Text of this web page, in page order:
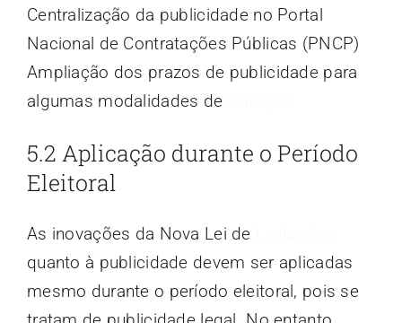
Centralização da publicidade no Portal
Nacional de Contratações Públicas (PNCP)
Ampliação dos prazos de publicidade para
algumas modalidades de
5.2 Aplicação durante o Período
Eleitoral
As inovações da Nova Lei de
quanto à publicidade devem ser aplicadas
mesmo durante o período eleitoral, pois se